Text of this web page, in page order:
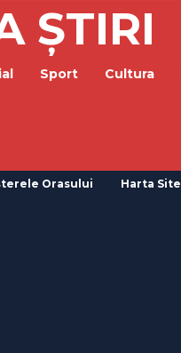
ȘTIRI
Sport Cultura
Orasului Harta Site